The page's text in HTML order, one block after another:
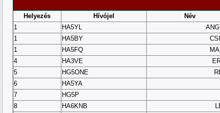
Helyezés Hívójel
Név
1
HA5YL
1
HA5BY
1
HA5FQ
4
HA3VE
5
HG5ONE
6
HA5YA
7
HG5P
8
HA6KNB